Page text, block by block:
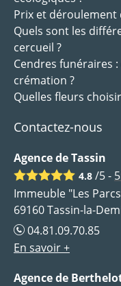
Prix et déroulement
Quels sont les
cercueil ?
Cendres funéraires
crémation ?
Quelles fleurs
Contactez-nous
Agence de Tassin
4.8 /5 -
Immeuble "Les
69160 Tassin-la-
04.81.09.70.85
En savoir +
Agence de